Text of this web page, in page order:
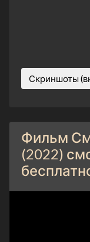
Скриншоты
Фильм
(2022)